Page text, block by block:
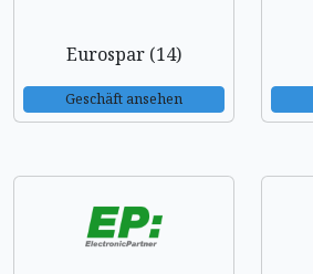
Eurospar (14)
Geschäft ansehen